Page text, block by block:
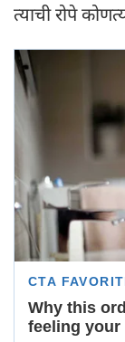
त्याची रोपे